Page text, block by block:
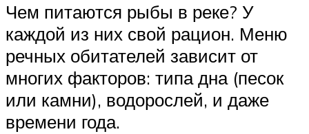
Чем питаются рыбы в реке? У
каждой из них свой рацион. Меню
речных обитателей зависит от
многих факторов: типа дна (песок
или камни), водорослей, и даже
времени года.